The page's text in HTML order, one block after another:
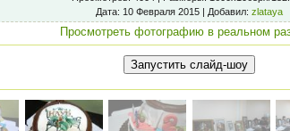
Дата: 10 Февраля 2015 | Добавил: zlataya
Просмотреть фотографию в реальном